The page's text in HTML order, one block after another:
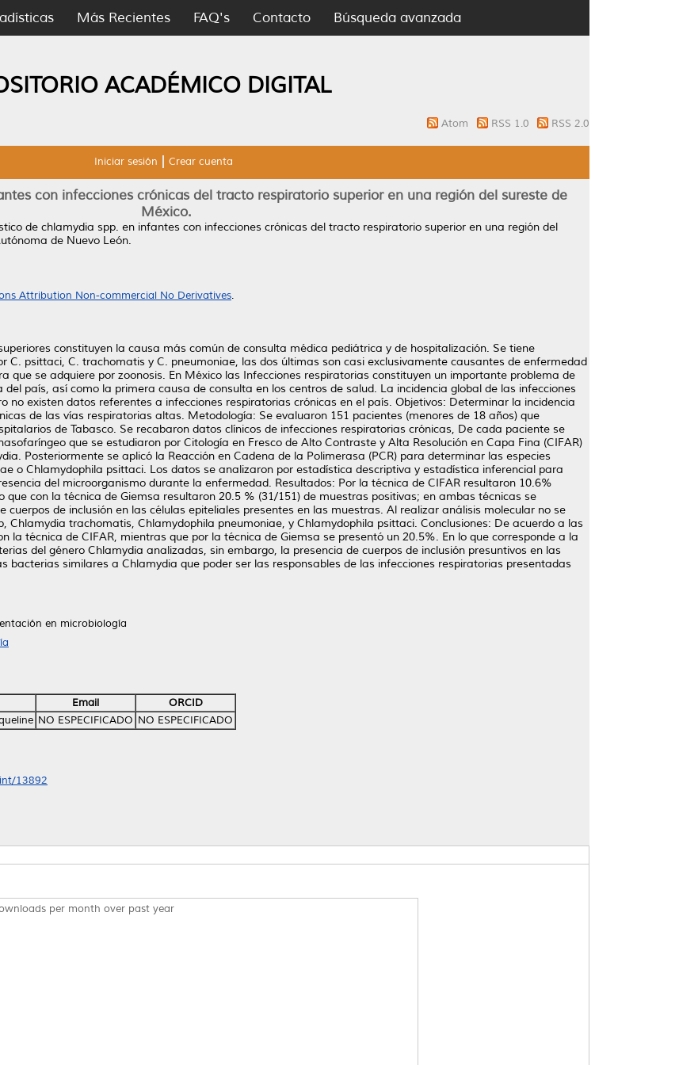
Más Recientes FAQ's Contacto Búsqueda avanzada
ACADÉMICO DIGITAL
Atom RSS 1.0 RSS 2.0
Iniciar sesión Crear cuenta
con infecciones crónicas del tracto respiratorio superior en una región del sureste de
México.
de chlamydia spp. en infantes con infecciones crónicas del tracto respiratorio superior en una región del
de Nuevo León.
Attribution Non-commercial No Derivatives.
constituyen la causa más común de consulta médica pediátrica y de hospitalización. Se tiene
C. psittaci, C. trachomatis y C. pneumoniae, las dos últimas son casi exclusivamente causantes de enfermedad
que se adquiere por zoonosis. En México las Infecciones respiratorias constituyen un importante problema de
país, así como la primera causa de consulta en los centros de salud. La incidencia global de las infecciones
no existen datos referentes a infecciones respiratorias crónicas en el país. Objetivos: Determinar la incidencia
de las vías respiratorias altas. Metodología: Se evaluaron 151 pacientes (menores de 18 años) que
de Tabasco. Se recabaron datos clínicos de infecciones respiratorias crónicas, De cada paciente se
que se estudiaron por Citología en Fresco de Alto Contraste y Alta Resolución en Capa Fina (CIFAR)
Posteriormente se aplicó la Reacción en Cadena de la Polimerasa (PCR) para determinar las especies
o Chlamydophila psittaci. Los datos se analizaron por estadística descriptiva y estadística inferencial para
del microorganismo durante la enfermedad. Resultados: Por la técnica de CIFAR resultaron 10.6%
con la técnica de Giemsa resultaron 20.5 % (31/151) de muestras positivas; en ambas técnicas se
cuerpos de inclusión en las células epiteliales presentes en las muestras. Al realizar análisis molecular no se
Chlamydia trachomatis, Chlamydophila pneumoniae, y Chlamydophila psittaci. Conclusiones: De acuerdo a las
la técnica de CIFAR, mientras que por la técnica de Giemsa se presentó un 20.5%. En lo que corresponde a la
del género Chlamydia analizadas, sin embargo, la presencia de cuerpos de inclusión presuntivos en las
bacterias similares a Chlamydia que poder ser las responsables de las infecciones respiratorias presentadas
en microbiología
Email
ORCID
NO ESPECIFICADO NO ESPECIFICADO
13892
per month over past year